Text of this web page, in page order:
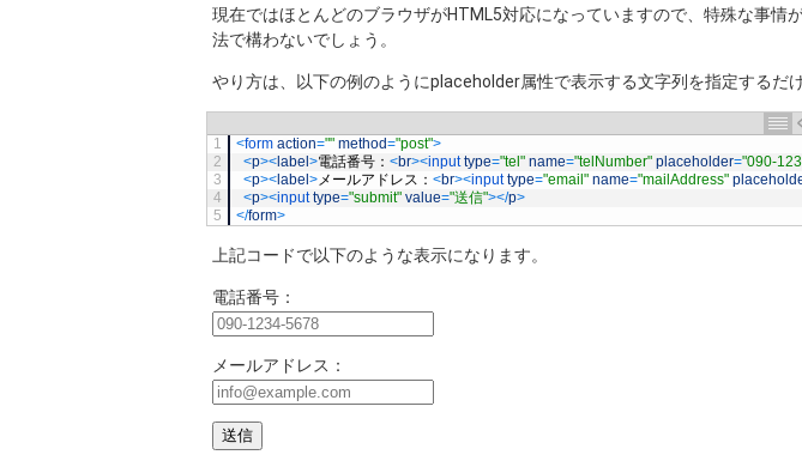
現在ではほとんどのブラウザがHTML5対応になっていますので、特殊な事情
法で構わないでしょう。
やり方は、以下の例のようにplaceholder属性で表示する文字列を指定するだけ
1
2
3
4
5
<form action="" method="post">
<p>< label >電話番号： <br><input type="tel" name="telNumber" placeholder="090-
<p>< label >メールアドレス： <br><input type="email" name="mailAddress"
<p><input type="submit" value="送信"></p>
</form>
上記コードで以下のような表示になります。
電話番号：
メールアドレス：